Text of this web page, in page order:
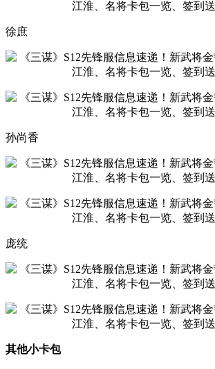
徐庶
孙尚香
庞统
其他小卡包